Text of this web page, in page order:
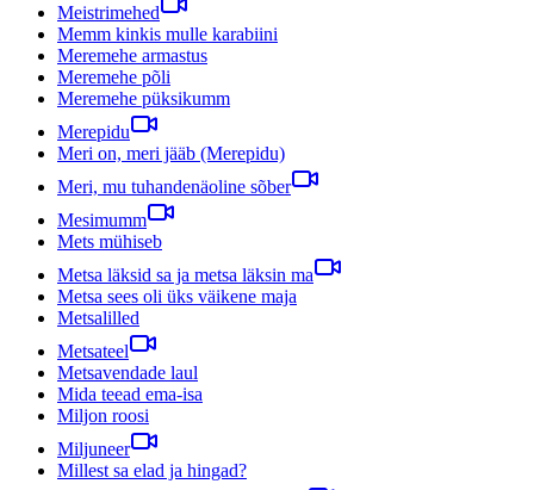
Meistrimehed
Memm kinkis mulle karabiini
Meremehe armastus
Meremehe põli
Meremehe püksikumm
Merepidu
Meri on, meri jääb (Merepidu)
Meri, mu tuhandenäoline sõber
Mesimumm
Mets mühiseb
Metsa läksid sa ja metsa läksin ma
Metsa sees oli üks väikene maja
Metsalilled
Metsateel
Metsavendade laul
Mida teead ema-isa
Miljon roosi
Miljuneer
Millest sa elad ja hingad?